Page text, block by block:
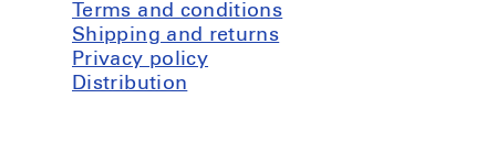
Terms and conditions
Shipping and returns
Privacy policy
Distribution